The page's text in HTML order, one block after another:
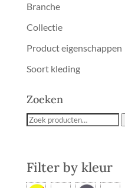
Branche
Collectie
Product eigenschappen
Soort kleding
Zoeken
Zoeken
Filter by kleur